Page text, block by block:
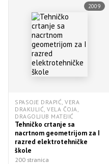
2009
SPASOJE DRAPIĆ, VERA
DRAKULIĆ, VELA ČOJA,
DRAGOLJUB MATEJIĆ
Tehničko crtanje sa
nacrtnom geometrijom za I
razred elektrotehničke
škole
200 stranica